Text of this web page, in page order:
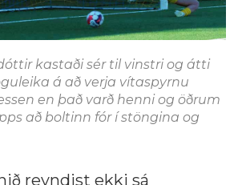
kastaði sér til vinstri og átti
á að verja vítaspyrnu
en það varð henni og öðrum
að boltinn fór í stöngina og
reyndist ekki sá